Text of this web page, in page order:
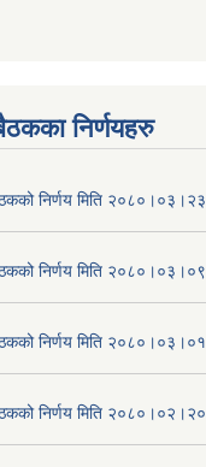
निर्णयहरु
निर्णय मिति २०८०।०३।२३
निर्णय मिति २०८०।०३।०९
निर्णय मिति २०८०।०३।०१
निर्णय मिति २०८०।०२।२०